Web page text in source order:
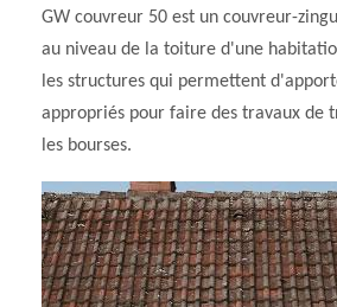
GW couvreur 50 est un couvreur-
au niveau de la toiture d'une
les structures qui permettent
appropriés pour faire des travaux de
les bourses.